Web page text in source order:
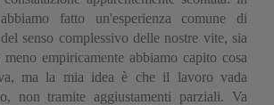
fatto un'esperienza comune di
senso complessivo delle nostre vite, sia
empiricamente abbiamo capito cosa
ma la mia idea è che il lavoro vada
non tramite aggiustamenti parziali. Va